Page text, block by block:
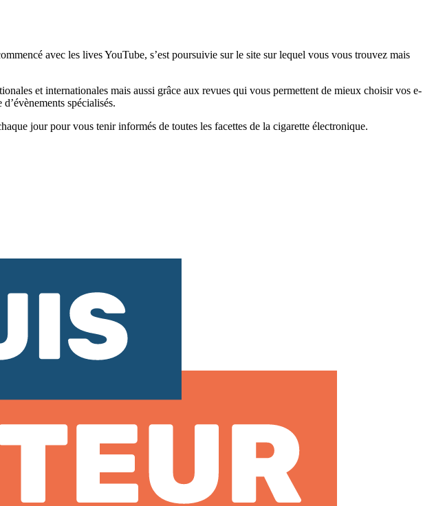
avec les lives YouTube, s’est poursuivie sur le site sur lequel vous vous trouvez mais
et internationales mais aussi grâce aux revues qui vous permettent de mieux choisir vos e-
spécialisés.
jour pour vous tenir informés de toutes les facettes de la cigarette électronique.